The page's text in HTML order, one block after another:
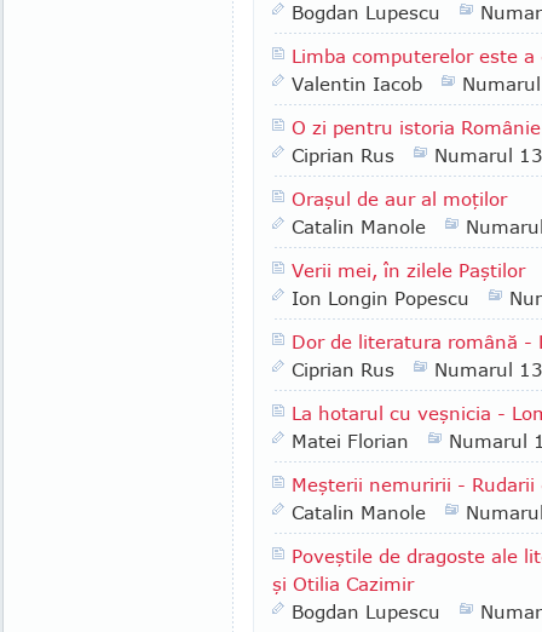
Bogdan Lupescu
Limba computerelor este
Valentin Iacob
O zi pentru istoria
Ciprian Rus
Numarul
Oraşul de aur al moţilor
Catalin Manole
Verii mei, în zilele Paştilor
Ion Longin Popescu
Dor de literatura română -
Ciprian Rus
Numarul
La hotarul cu veşnicia -
Matei Florian
Numarul
Meşterii nemuririi - Rudarii
Catalin Manole
Poveştile de dragoste ale
şi Otilia Cazimir
Bogdan Lupescu